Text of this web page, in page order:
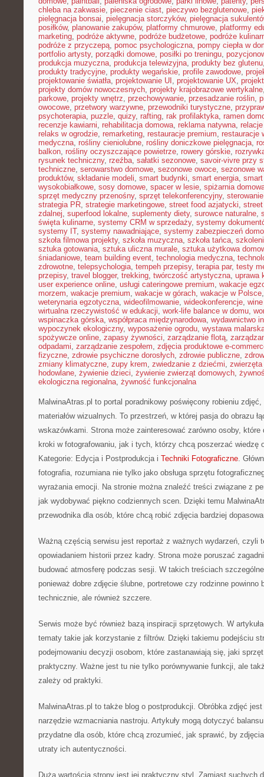
chleba na zakwasie, pieczenie ciast, pieczywo bezglutenowe,
pielęgnacja bonsai, pielęgnacja storczyków, pielęgnacja
posiłków, planowanie zakupów, platformy chmurowe, platformy
marketing, podróże aktywne, podróże budżetowe, podróże
podróże z przyczepą, pomoc psychologiczna, pompy ciepła w
portfolio artysty, porządki domowe, posiłki po treningu,
produkcja muzyczna, produkcja telewizyjna, produkty bez glutenu
produkty tradycyjne, produkty wegańskie, profile zawodowe,
projektowanie światła, projektowanie UI , projektowanie UX,
projekty domów nowoczesnych, projekty krajobrazowe wertykalne
parkowe, projekty wnętrz, przechowywanie, przesadzanie roślin,
owocowe, przetwory warzywne, przewodniki turystyczne,
psychoterapia, puzzle, quizy, rafting, rak profilaktyka, ramen
recenzje kawiarni, rehabilitacja domowa, reklama natywna,
relaks w ogrodzie, remarketing, restauracje premium, restauracje
medyczna, rośliny cieniolubne, rośliny doniczkowe pielęgnacja,
balkon, rośliny oczyszczające powietrze, rowery górskie,
rysunek techniczny, rzeźba, sałatki sezonowe, savoir-vivre przy
techniczne, serowarstwo domowe, sezonowe owoce, sezonowe
produktów, składanie modeli, smart budynki, smart energia,
wysokobiałkowe, sosy domowe, spacer w lesie, spiżarnia
sprzęt medyczny przenośny, sprzęt telekonferencyjny,
strategia PR, strategie marketingowe, street food azjatycki, street
zdalnej, superfood lokalne, suplementy diety, surowce naturalne,
święta kulinarne, systemy CRM w sprzedaży, systemy
systemy IT, systemy nawadniające, systemy zabezpieczeń
szkoła filmowa projekty, szkoła muzyczna, szkoła tańca,
sztuka gotowania, sztuka uliczna murale, sztuka użytkowa
śniadaniowe, team building event, technologia medyczna,
zdrowotne, telepsychologia, tempeh przepisy, terapia par, testy
przepisy, travel blogger, trekking, twórczość artystyczna, uprawa
user experience online, usługi cateringowe premium, wakacje
morzem, wakacje premium, wakacje w górach, wakacje w Polsce
weterynaria egzotyczna, wideofilmowanie, wideokonferencje,
wirtualna rzeczywistość w edukacji, work-life balance w domu,
wspinaczka górska, współpraca międzynarodowa, wydawnictwo
wypoczynek ekologiczny, wyposażenie ogrodu, wystawa
spożywcze online, zapasy żywności, zarządzanie flotą,
odpadami, zarządzanie zespołem, zdjęcia produktowe e-
fizyczne, zdrowie psychiczne dorosłych, zdrowie publiczne,
zmiany klimatyczne, zupy krem, zwiedzanie z dziećmi,
hodowlane, żywienie dzieci, żywienie zwierząt domowych,
ekologiczna regionalna, żywność funkcjonalna
MalwinaAtras.pl to portal poradnikowy poświęcony robieniu
materiałów wizualnych. To przestrzeń, w której pasja do obrazu
wskazówkami. Strona może zainteresować zarówno osoby, które
kroki w fotografowaniu, jak i tych, którzy chcą poszerzać wiedzę
Kategorie: Edycja i Postprodukcja i Techniki Fotograficzne.
fotografia, rozumiana nie tylko jako obsługa sprzętu
wyrażania emocji. Na stronie można znaleźć treści związane z
jak wydobywać piękno codziennych scen. Dzięki temu
przewodnika dla osób, które chcą robić zdjęcia bardziej
Ważną częścią serwisu jest reportaż z ważnych wydarzeń, czyli
opowiadaniem historii przez kadry. Strona może poruszać
budować atmosferę podczas sesji. W takich treściach
ponieważ dobre zdjęcie ślubne, portretowe czy rodzinne powinno
technicznie, ale również szczere.
Serwis może być również bazą inspiracji sprzętowych. W
tematy takie jak korzystanie z filtrów. Dzięki takiemu podejściu
podejmowaniu decyzji osobom, które zastanawiają się, jaki
praktyczny. Ważne jest tu nie tylko porównywanie funkcji, ale
zależy od praktyki.
MalwinaAtras.pl to także blog o postprodukcji. Obróbka zdjęć
narzędzie wzmacniania nastroju. Artykuły mogą dotyczyć
przydatne dla osób, które chcą zrozumieć, jak sprawić, by
utraty ich autentyczności.
Dużą wartością strony jest jej praktyczny styl. Zamiast suchych